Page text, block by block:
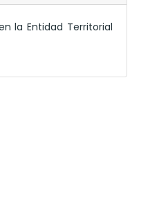
la Entidad Territorial